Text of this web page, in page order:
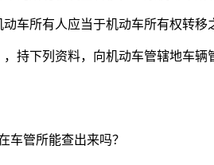
车所有人应当于机动车所有权转移
持下列资料，向机动车管辖地车辆
车管所能查出来吗？